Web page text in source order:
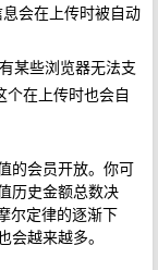
会在上传时被自动
某些浏览器无法支
在上传时也会自
的会员开放。你可
历史金额总数决
尔定律的逐渐下
越来越多。